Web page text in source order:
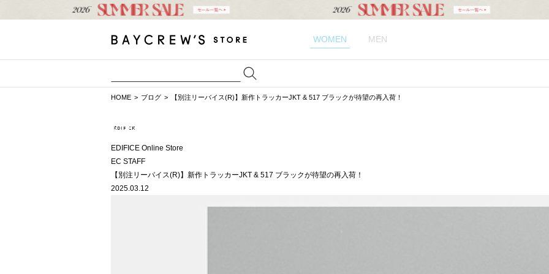
WOMEN MEN
HOME ブログ 【別注リーバイス(R)】新作トラッカーJKT & 517 ブラックが待望の再入荷！
EDIFICE Online Store
EC STAFF
【別注リーバイス(R)】新作トラッカーJKT & 517 ブラックが待望の再入荷！
2025.03.12